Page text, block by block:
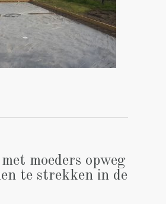
moeders opweg
te strekken in de